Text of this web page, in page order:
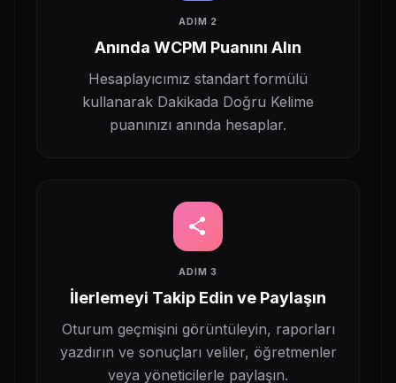
ADIM 2
Anında WCPM Puanını Alın
Hesaplayıcımız standart formülü
kullanarak Dakikada Doğru Kelime
puanınızı anında hesaplar.
share
ADIM 3
İlerlemeyi Takip Edin ve Paylaşın
Oturum geçmişini görüntüleyin, raporları
yazdırın ve sonuçları veliler, öğretmenler
veya yöneticilerle paylaşın.